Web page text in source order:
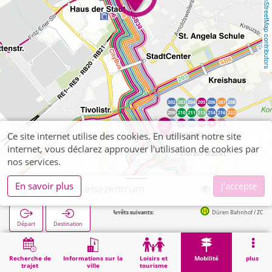
OpenStreetMap contributors
Recherche de
trajet
Informations sur la
ville
Loisirs et
tourisme
Mobilité plus
Düren, DB Reisezentrum
Départ Destination
Arrêts suivants: Düren Bahnhof / ZOB (Bus) in
Démarrage Vente de billets Düren, DB Reisezentrum
Ce site internet utilise des cookies. En utilisant notre site
internet, vous déclarez approuver l'utilisation de cookies par
nos services.
En savoir plus
J'accepte